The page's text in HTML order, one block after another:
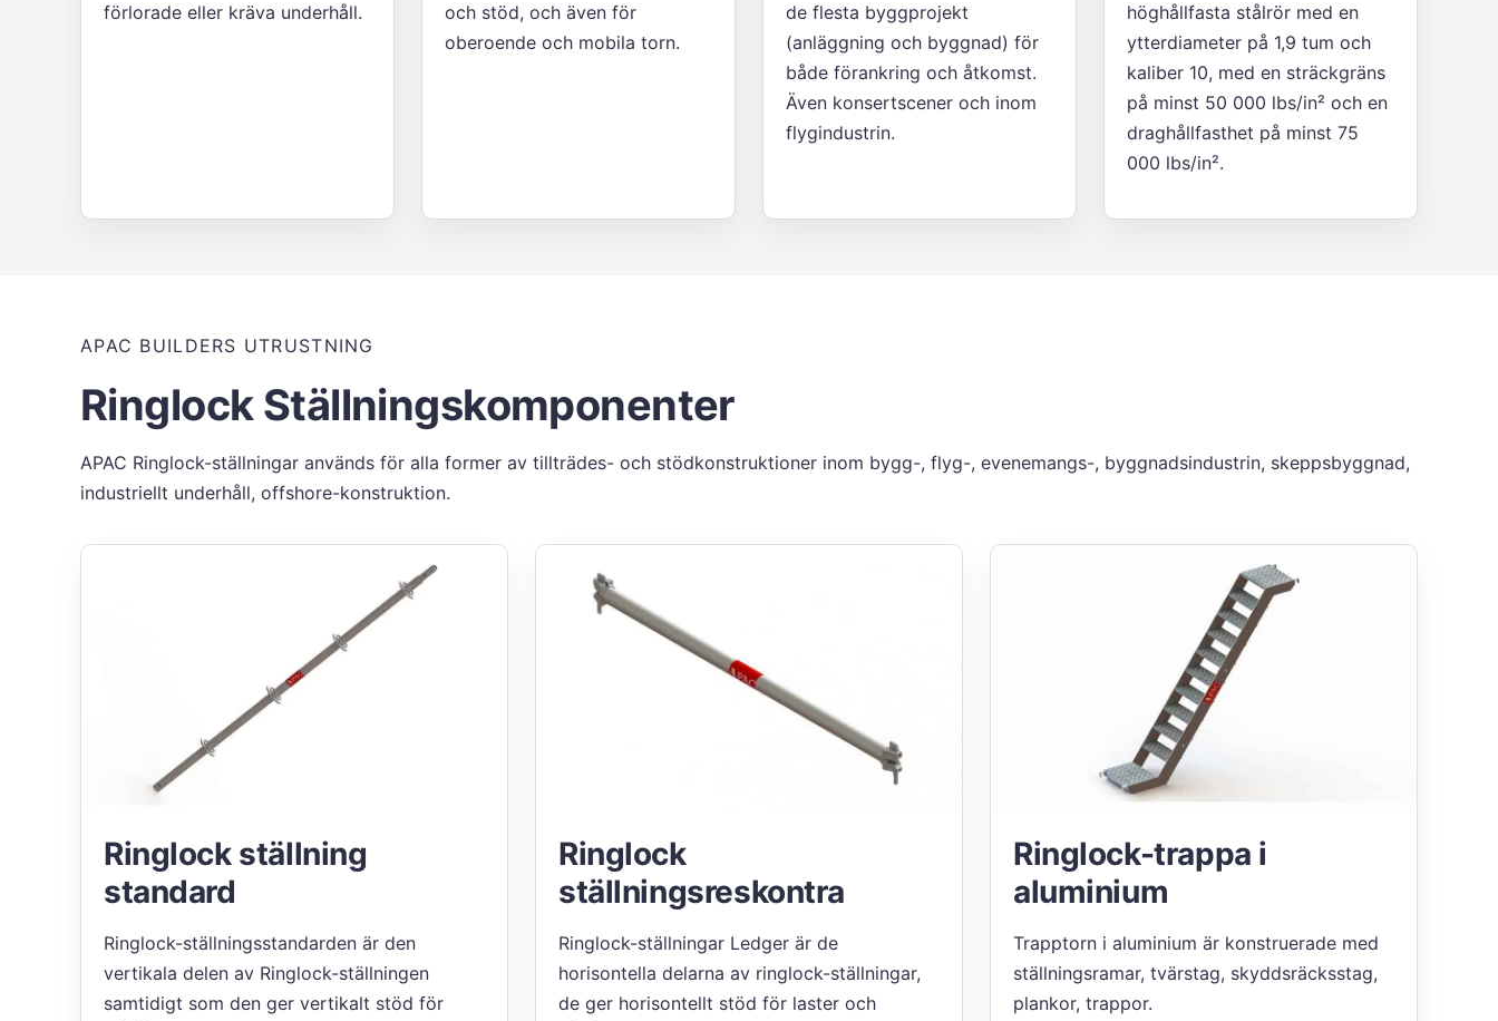
förlorade eller kräva underhåll.
och stöd, och även för
oberoende och mobila torn.
de flesta byggprojekt
(anläggning och byggnad) för
både förankring och åtkomst.
Även konsertscener och inom
flygindustrin.
höghållfasta stålrör med en
ytterdiameter på 1,9 tum och
kaliber 10, med en sträckgräns
på minst 50 000 lbs/in² och en
draghållfasthet på minst 75
000 lbs/in².
APAC BUILDERS UTRUSTNING
Ringlock Ställningskomponenter
APAC Ringlock-ställningar används för alla former av tillträdes- och stödkonstruktioner inom bygg-, flyg-, evenemangs-, byggnadsindustrin, skeppsbyggnad,
industriellt underhåll, offshore-konstruktion.
Ringlock ställning
standard
Ringlock-ställningsstandarden är den
vertikala delen av Ringlock-ställningen
samtidigt som den ger vertikalt stöd för
Ringlock
ställningsreskontra
Ringlock-ställningar Ledger är de
horisontella delarna av ringlock-ställningar,
de ger horisontellt stöd för laster och
Ringlock-trappa i
aluminium
Trapptorn i aluminium är konstruerade med
ställningsramar, tvärstag, skyddsräcksstag,
plankor, trappor.